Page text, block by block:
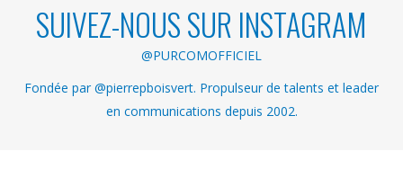
SUIVEZ-NOUS SUR INSTAGRAM
@PURCOMOFFICIEL
Fondée par @pierrepboisvert. Propulseur de talents et leader
en communications depuis 2002.